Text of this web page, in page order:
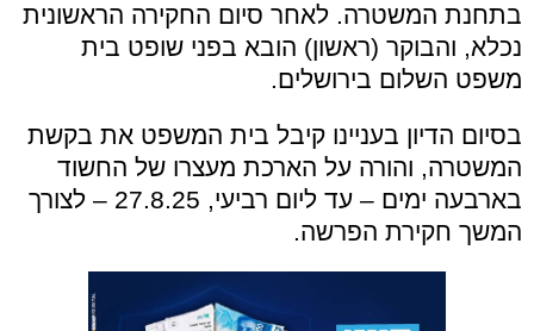
בתחנת המשטרה. לאחר סיום החקירה הראשונית
נכלא, והבוקר (ראשון) הובא בפני שופט בית
משפט השלום בירושלים.
בסיום הדיון בעניינו קיבל בית המשפט את בקשת
המשטרה, והורה על הארכת מעצרו של החשוד
בארבעה ימים – עד ליום רביעי, 27.8.25 – לצורך
המשך חקירת הפרשה.